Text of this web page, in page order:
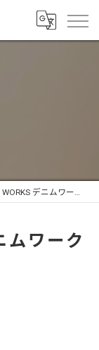
デニムワークベストK125
ワーク